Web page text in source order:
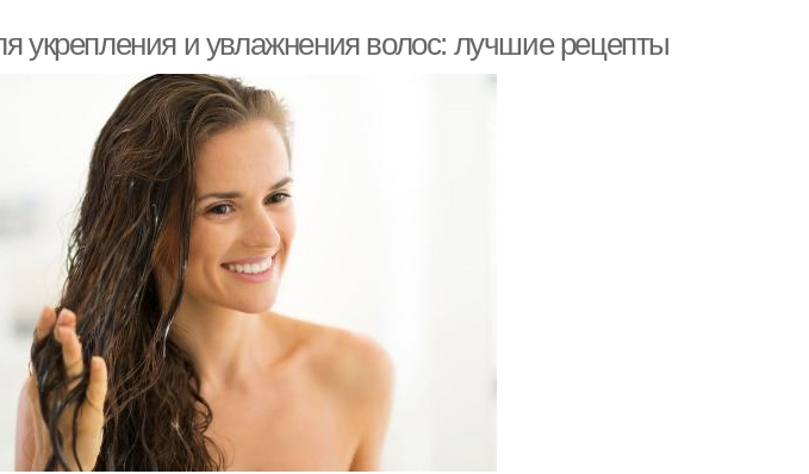
укрепления и увлажнения волос: лучшие рецепты